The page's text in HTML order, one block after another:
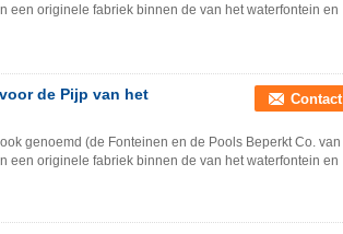
een originele fabriek binnen de van het waterfontein en
de Pijp van het
Contact
genoemd (de Fonteinen en de Pools Beperkt Co. van
een originele fabriek binnen de van het waterfontein en